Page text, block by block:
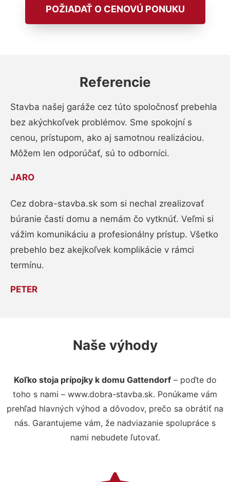
POŽIADAŤ O CENOVÚ PONUKU
Referencie
Stavba našej garáže cez túto spoločnosť prebehla
bez akýchkoľvek problémov. Sme spokojní s
cenou, prístupom, ako aj samotnou realizáciou.
Môžem len odporúčať, sú to odborníci.
JARO
Cez dobra-stavba.sk som si nechal zrealizovať
búranie časti domu a nemám čo vytknúť. Veľmi si
vážim komunikáciu a profesionálny prístup. Všetko
prebehlo bez akejkoľvek komplikácie v rámci
termínu.
PETER
Naše výhody
Koľko stoja prípojky k domu Gattendorf– poďte do
toho s nami – www.dobra-stavba.sk. Ponúkame vám
prehľad hlavných výhod a dôvodov, prečo sa obrátiť na
nás. Garantujeme vám, že nadviazanie spolupráce s
nami nebudete ľutovať.